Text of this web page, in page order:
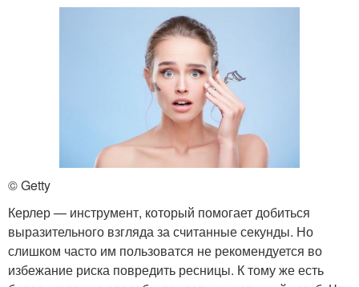
© Getty
Керлер — инструмент, который помогает добиться
выразительного взгляда за считанные секунды. Но
слишком часто им пользоватся не рекомендуется во
избежание риска повредить ресницы. К тому же есть